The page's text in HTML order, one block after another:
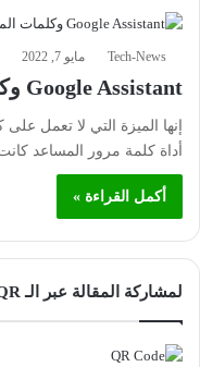
Tech-News مايو 7, 2022
Google Assistant وكلمات المرور
إنها الميزة التي لا تعمل
أداة كلمة مرور المساعد
أكمل القراءة »
لمشاركة المقالة عبر الـ QR